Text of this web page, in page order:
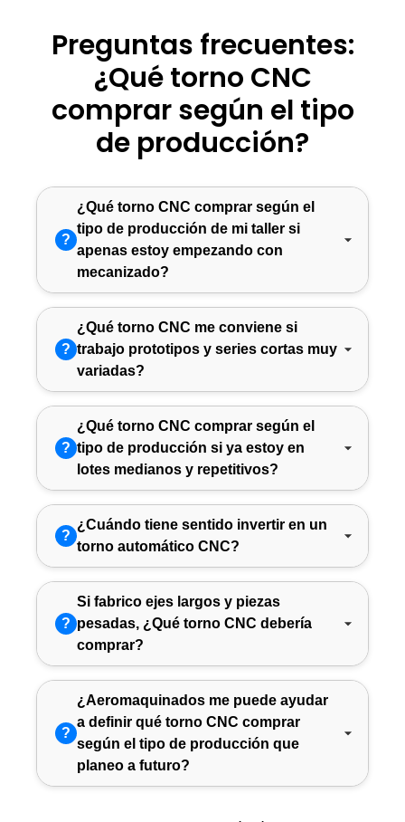
Preguntas frecuentes:
¿Qué torno CNC
comprar según el tipo
de producción?
?
¿Qué torno CNC comprar según el
tipo de producción de mi taller si
apenas estoy empezando con
mecanizado?
?
¿Qué torno CNC me conviene si
trabajo prototipos y series cortas muy
variadas?
?
¿Qué torno CNC comprar según el
tipo de producción si ya estoy en
lotes medianos y repetitivos?
?
¿Cuándo tiene sentido invertir en un
torno automático CNC?
?
Si fabrico ejes largos y piezas
pesadas, ¿Qué torno CNC debería
comprar?
?
¿Aeromaquinados me puede ayudar
a definir qué torno CNC comprar
según el tipo de producción que
planeo a futuro?